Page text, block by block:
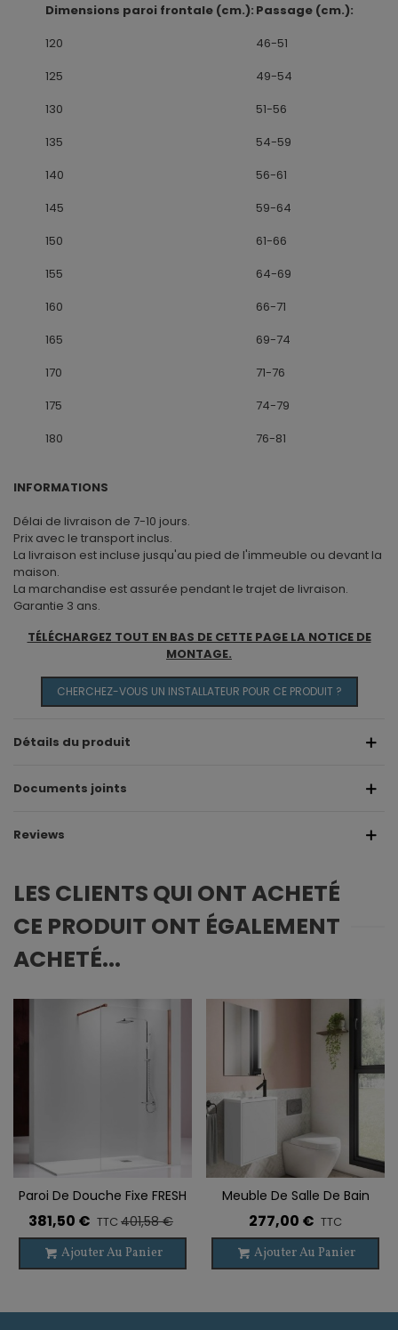
Dimensions paroi frontale (cm.): Passage (cm.):
120
46-51
125
49-54
130
51-56
135
54-59
140
56-61
145
59-64
150
61-66
155
64-69
160
66-71
165
69-74
170
71-76
175
74-79
180
76-81
INFORMATIONS
Délai de livraison de 7-10 jours.
Prix avec le transport inclus.
La livraison est incluse jusqu'au pied de l'immeuble ou devant la
maison.
La marchandise est assurée pendant le trajet de livraison.
Garantie 3 ans.
TÉLÉCHARGEZ TOUT EN BAS DE CETTE PAGE LA NOTICE DE
MONTAGE.
CHERCHEZ-VOUS UN INSTALLATEUR POUR CE PRODUIT ?
Détails du produit
Documents joints
Reviews
LES CLIENTS QUI ONT ACHETÉ
CE PRODUIT ONT ÉGALEMENT
ACHETÉ...
Paroi De Douche Fixe FRESH
ROSE
381,50 € TTC 401,58 €
Ajouter Au Panier
Meuble De Salle De Bain
Suspendu LOFT 1 Porte
277,00 € TTC
Ajouter Au Panier